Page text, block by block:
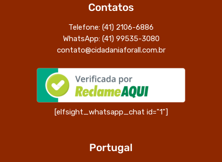
Contatos
Telefone: (41) 2106-6886
WhatsApp: (41) 99535-3080
contato@cidadaniaforall.com.br
[elfsight_whatsapp_chat id="1"]
Portugal